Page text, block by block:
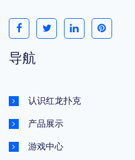
导航
认识红龙扑克
产品展示
游戏中心